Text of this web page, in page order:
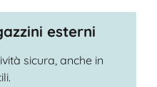
esterni
sicura, anche in